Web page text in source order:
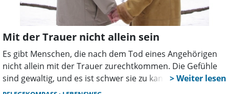
Mit der Trauer nicht allein sein
Es gibt Menschen, die nach dem Tod eines Angehörigen
nicht allein mit der Trauer zurechtkommen. Die Gefühle
sind gewaltig, und es ist schwer sie zu kanalisieren. Eine
Trauergruppe hilft, um vom unerträglichen Schmerz in